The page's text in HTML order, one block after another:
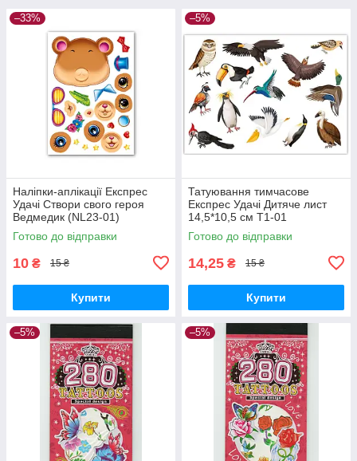
–33%
Наліпки-аплікації Експрес
Удачі Створи свого героя
Ведмедик (NL23-01)
Готово до відправки
10 ₴ 15 ₴
Купити
–5%
Татуювання тимчасове
Експрес Удачі Дитяче лист
14,5*10,5 см Т1-01
Готово до відправки
14,25 ₴ 15 ₴
Купити
–5% –5%